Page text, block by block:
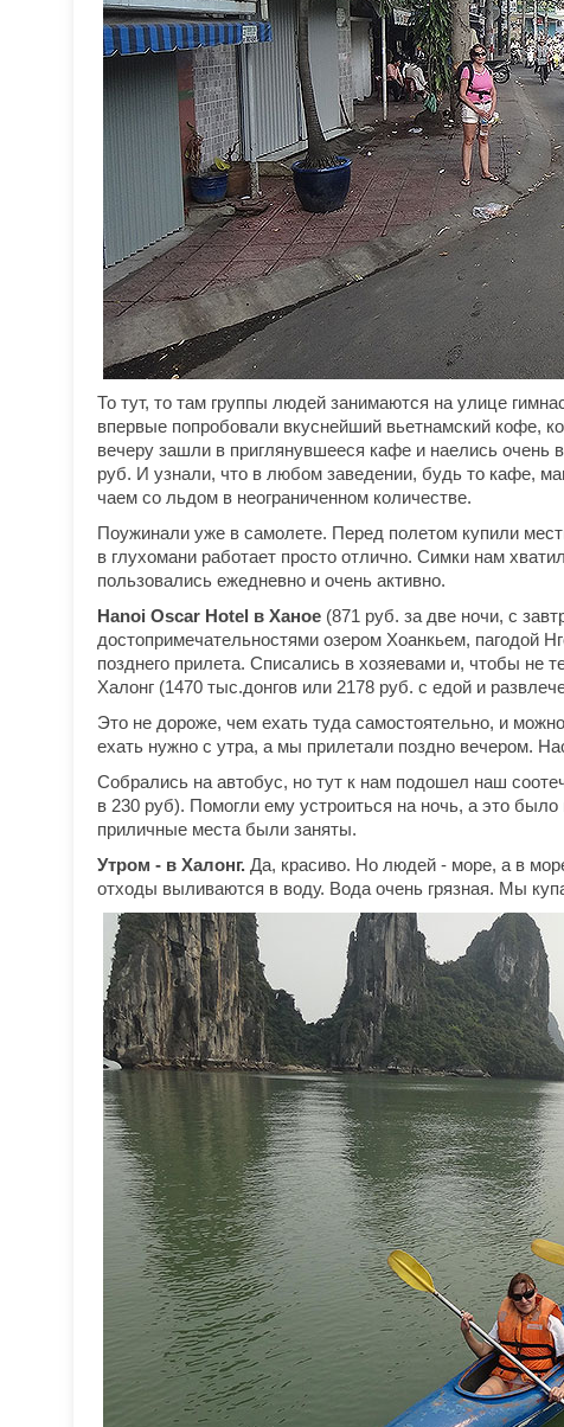
То тут, то там группы людей занимаются на улице
впервые попробовали вкуснейший вьетнамский кофе,
вечеру зашли в приглянувшееся кафе и наелись
руб. И узнали, что в любом заведении, будь то кафе,
чаем со льдом в неограниченном количестве.
Поужинали уже в самолете. Перед полетом купили
в глухомани работает просто отлично. Симки нам
пользовались ежедневно и очень активно.
Hanoi Oscar Hotel в Ханое (871 руб. за две ночи, с
достопримечательностями озером Хоанкьем, пагодой
позднего прилета. Списались в хозяевами и, чтобы не
Халонг (1470 тыс.донгов или 2178 руб. с едой и
Это не дороже, чем ехать туда самостоятельно, и
ехать нужно с утра, а мы прилетали поздно вечером.
Собрались на автобус, но тут к нам подошел наш
в 230 руб). Помогли ему устроиться на ночь, а это
приличные места были заняты.
Утром - в Халонг. Да, красиво. Но людей - море, а в
отходы выливаются в воду. Вода очень грязная. Мы